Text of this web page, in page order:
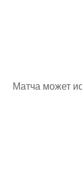
Матча может